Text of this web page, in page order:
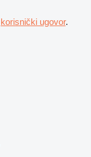
korisnički ugovor.